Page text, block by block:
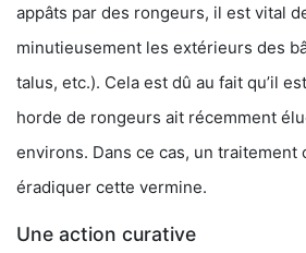
appâts par des rongeurs, il est vital
minutieusement les extérieurs des
talus, etc.). Cela est dû au fait qu’il
horde de rongeurs ait récemment
environs. Dans ce cas, un traitement
éradiquer cette vermine.
Une action curative